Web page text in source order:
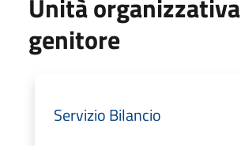
Unità organizzativa
genitore
Servizio Bilancio